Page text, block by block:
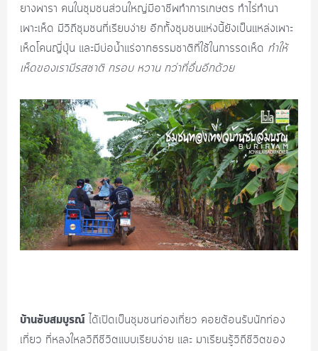
ยางพารา คนในชุมชนส่วนใหญ่มีอาชีพทำการเกษตร ทำไร่ทำนา
เพาะเห็ด มีวิถีชุมชนที่เรียบง่าย อีกทั้งชุมชนแห่งนี้ยังเป็นแหล่งเพาะ
เห็ดโคนญี่ปุ่น และมีบ่อน้ำแร่จากธรรมชาติที่ใช้ในการรดเห็ด ทำให้
เห็ดของเรามีรสชาติ กรอบ หวาน กว่าที่อื่นอีกด้วย
บ้านซับสมบูรณ์ได้เปิดเป็นชุมชนท่องเที่ยว คอยต้อนรับนักท่อง
เที่ยว ที่หลงใหลวิถีชีวิตแบบเรียบง่าย และ มาเรียนรู้วิถีชีวิตของ